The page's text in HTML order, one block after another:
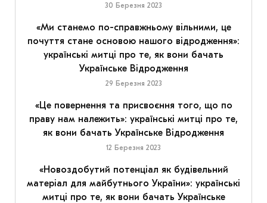
30 Березня 2023
«Ми станемо по-справжньому вільними, це
почуття стане основою нашого відродження»:
українські митці про те, як вони бачать
Українське Відродження
29 Березня 2023
«Це повернення та присвоєння того, що по
праву нам належить»: українські митці про те,
як вони бачать Українське Відродження
12 Березня 2023
«Новоздобутий потенціал як будівельний
матеріал для майбутнього України»: українські
митці про те, як вони бачать Українське